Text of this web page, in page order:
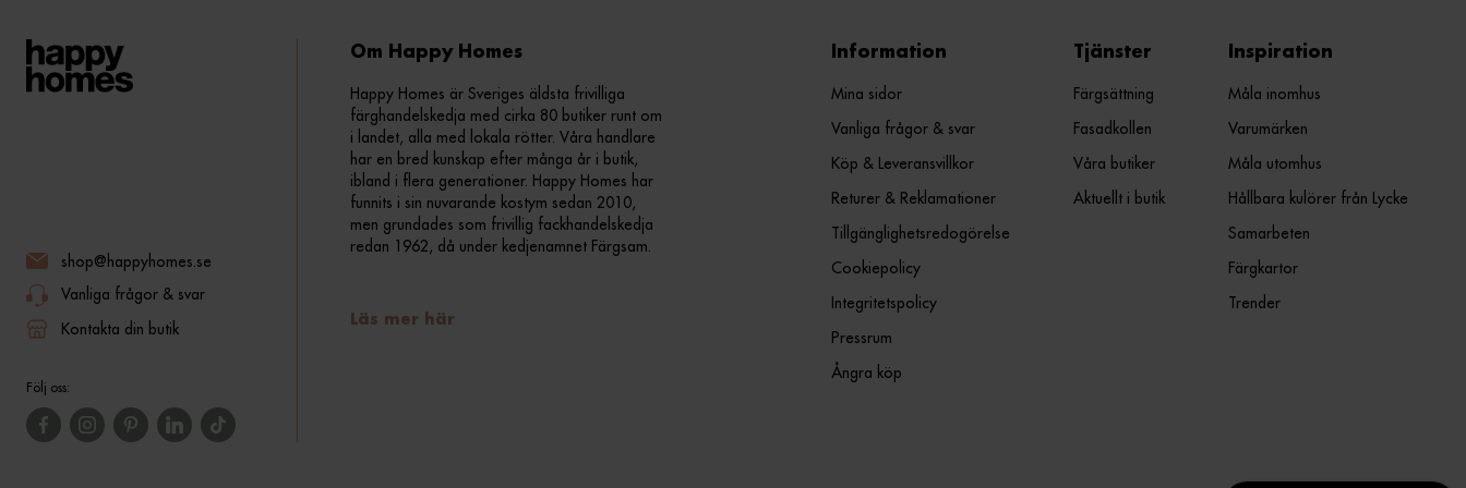
shop@happyhomes.se
Vanliga frågor & svar
Kontakta din butik
Följ oss:
Om Happy Homes
Happy Homes är Sveriges äldsta frivilliga
färghandelskedja med cirka 80 butiker runt om
i landet, alla med lokala rötter. Våra handlare
har en bred kunskap efter många år i butik,
ibland i flera generationer. Happy Homes har
funnits i sin nuvarande kostym sedan 2010,
men grundades som frivillig fackhandelskedja
redan 1962, då under kedjenamnet Färgsam.
Läs mer här
Information
Mina sidor
Vanliga frågor & svar
Köp & Leveransvillkor
Returer & Reklamationer
Tillgänglighetsredogörelse
Cookiepolicy
Integritetspolicy
Pressrum
Ångra köp
Tjänster
Färgsättning
Fasadkollen
Våra butiker
Aktuellt i butik
Inspiration
Måla inomhus
Varumärken
Måla utomhus
Hållbara kulörer från Lycke
Samarbeten
Färgkartor
Trender